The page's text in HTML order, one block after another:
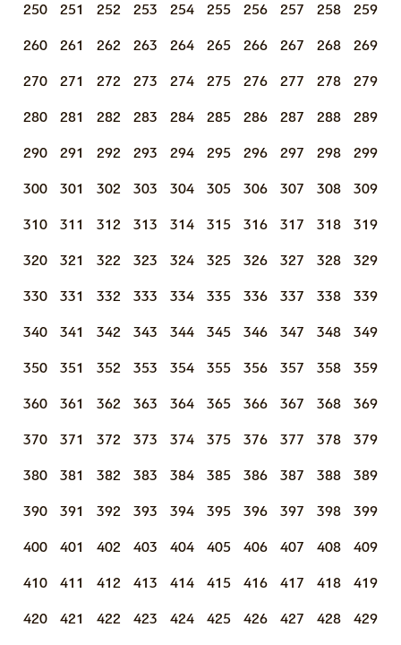
250 251 252 253 254 255 256 257 258 259
260 261 262 263 264 265 266 267 268 269
270 271 272 273 274 275 276 277 278 279
280 281 282 283 284 285 286 287 288 289
290 291 292 293 294 295 296 297 298 299
300 301 302 303 304 305 306 307 308 309
310 311 312 313 314 315 316 317 318 319
320 321 322 323 324 325 326 327 328 329
330 331 332 333 334 335 336 337 338 339
340 341 342 343 344 345 346 347 348 349
350 351 352 353 354 355 356 357 358 359
360 361 362 363 364 365 366 367 368 369
370 371 372 373 374 375 376 377 378 379
380 381 382 383 384 385 386 387 388 389
390 391 392 393 394 395 396 397 398 399
400 401 402 403 404 405 406 407 408 409
410 411 412 413 414 415 416 417 418 419
420 421 422 423 424 425 426 427 428 429